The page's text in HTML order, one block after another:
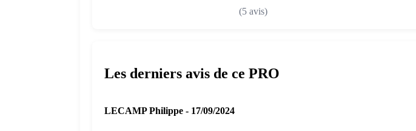
(5 avis)
Les derniers avis de ce PRO
LECAMP Philippe - 17/09/2024